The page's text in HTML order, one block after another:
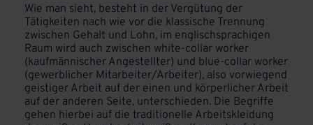
Wie man sieht, besteht in der Vergütung der
Tätigkeiten nach wie vor die klassische Trennung
zwischen Gehalt und Lohn, im englischsprachigen
Raum wird auch zwischen white-collar worker
(kaufmännischer Angestellter) und blue-collar worker
(gewerblicher Mitarbeiter/Arbeiter), also vorwiegend
geistiger Arbeit auf der einen und körperlicher Arbeit
auf der anderen Seite, unterschieden. Die Begriffe
gehen hierbei auf die traditionelle Arbeitskleidung